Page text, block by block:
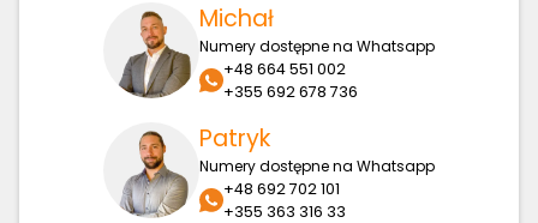
Michał
Numery dostępne na Whatsapp
+48 664 551 002
+355 692 678 736
Patryk
Numery dostępne na Whatsapp
+48 692 702 101
+355 363 316 33